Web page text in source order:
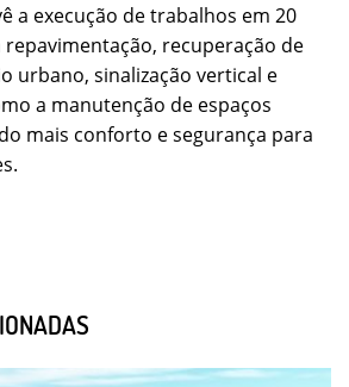
a execução de trabalhos em 20
recuperação de
urbano, sinalização vertical e
a manutenção de espaços
mais conforto e segurança para